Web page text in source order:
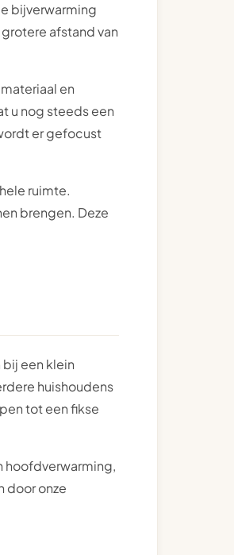
bijverwarming
afstand van
en
u nog steeds een
er gefocust
ruimte.
brengen. Deze
een klein
huishoudens
tot een fikse
hoofdverwarming,
door onze